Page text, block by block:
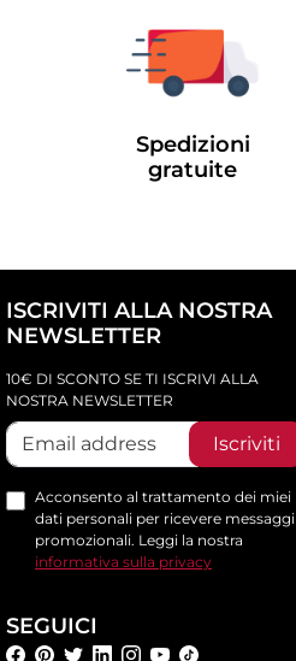
Spedizioni
gratuite
ISCRIVITI ALLA NOSTRA
NEWSLETTER
10€ DI SCONTO SE TI ISCRIVI ALLA
NOSTRA NEWSLETTER
Iscriviti
Acconsento al trattamento dei miei
dati personali per ricevere messaggi
promozionali. Leggi la nostra
informativa sulla privacy
SEGUICI